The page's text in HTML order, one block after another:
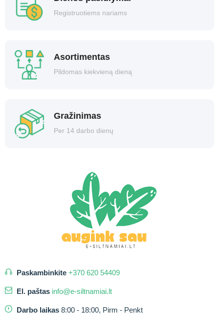
Registruotiems nariams
Asortimentas
Pildomas kiekvieną dieną
Gražinimas
Per 14 darbo dienų
Paskambinkite +370 620 54409
El. paštas info@e-siltnamiai.lt
Darbo laikas 8:00 - 18:00, Pirm - Penkt